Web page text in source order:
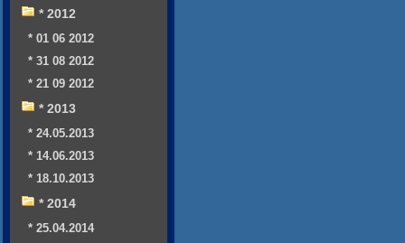
* 2012
* 01 06 2012
* 31 08 2012
* 21 09 2012
* 2013
* 24.05.2013
* 14.06.2013
* 18.10.2013
* 2014
* 25.04.2014